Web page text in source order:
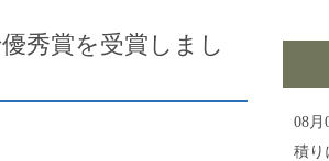
秀賞を受賞しまし
08月
積り